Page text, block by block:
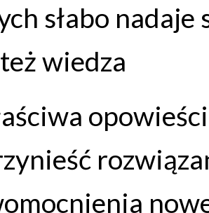
słabo
wiedza